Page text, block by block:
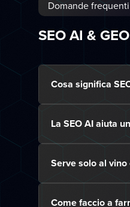
Domande frequenti
SEO AI &
Cosa significa
La SEO AI aiuta
Serve solo al
Come faccio a